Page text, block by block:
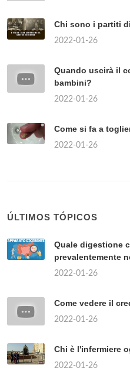
Chi sono i partiti
2022-01-26
Quando uscirà il
bambini?
2022-01-26
Come si fa a
2022-01-26
ÚLTIMOS TÓPICOS
Quale digestione
prevalentemente
2022-01-26
Come vedere il
2022-01-26
Chi è l'infermiere
2022-01-26